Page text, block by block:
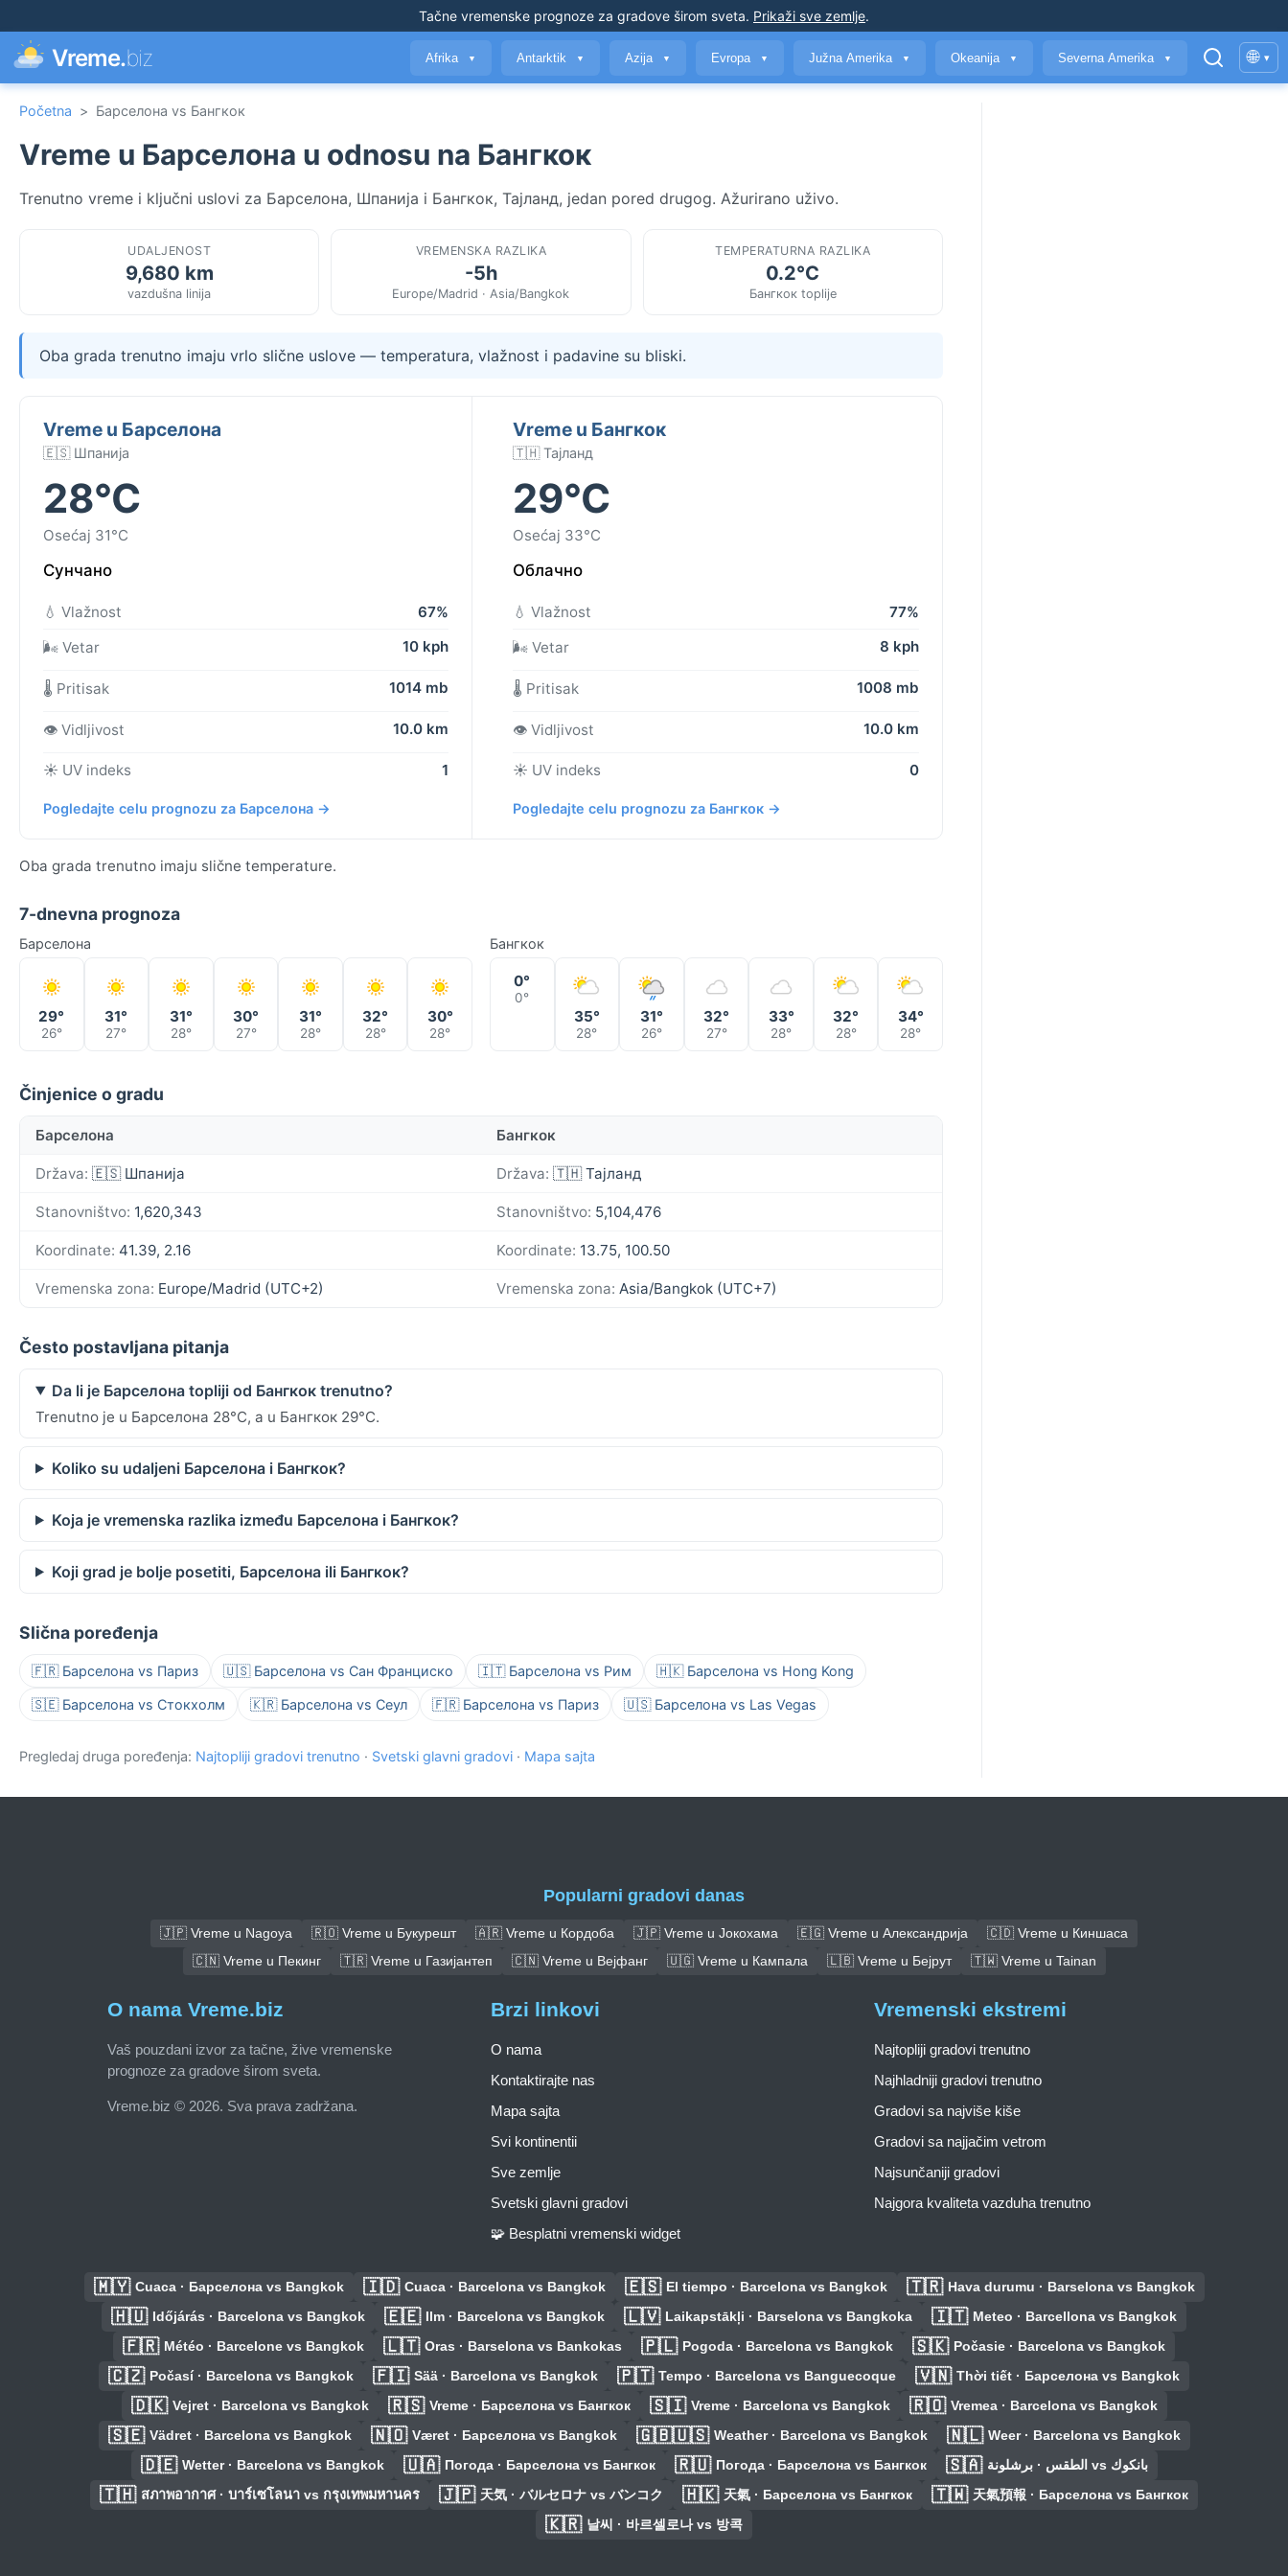
Tačne vremenske prognoze za gradove širom sveta. Prikaži sve zemlje.
Vreme.biz Afrika ▼ Antarktik ▼ Azija ▼ Evropa ▼ Južna Amerika ▼ Okeanija ▼ Severna Amerika ▼ 🌐 ▾
Početna > Барселона vs Бангкок
Vreme u Барселона u odnosu na Бангкок
Trenutno vreme i ključni uslovi za Барселона, Шпанија i Бангкок, Тајланд, jedan pored drugog. Ažurirano uživo.
UDALJENOST
9,680 km
vazdušna linija
VREMENSKA RAZLIKA
-5h
Europe/Madrid · Asia/Bangkok
TEMPERATURNA RAZLIKA
0.2°C
Бангкок toplije
Oba grada trenutno imaju vrlo slične uslove — temperatura, vlažnost i padavine su bliski.
Vreme u Барселона
🇪🇸 Шпанија
28°C
Osećaj 31°C
Сунчано
💧 Vlažnost
67%
🌬️ Vetar
10 kph
🌡️ Pritisak 1014 mb
👁️ Vidljivost 10.0 km
☀️ UV indeks 1
Pogledajte celu prognozu za Барселона →
Vreme u Бангкок
🇹🇭 Тајланд
29°C
Osećaj 33°C
Облачно
💧 Vlažnost
77%
🌬️ Vetar
8 kph
🌡️ Pritisak 1008 mb
👁️ Vidljivost 10.0 km
☀️ UV indeks 0
Pogledajte celu prognozu za Бангкок →
Oba grada trenutno imaju slične temperature.
7-dnevna prognoza
Барселона
29°
26°
31°
27°
31°
28°
30°
27°
31°
28°
32°
28°
30°
28°
Бангкок
0°
0°
35°
28°
31°
26°
32°
27°
33°
28°
32°
28°
34°
28°
Činjenice o gradu
Барселона Бангкок
Država: 🇪🇸 Шпанија Država: 🇹🇭 Тајланд
Stanovništvo: 1,620,343 Stanovništvo: 5,104,476
Koordinate: 41.39, 2.16 Koordinate: 13.75, 100.50
Vremenska zona: Europe/Madrid (UTC+2) Vremenska zona: Asia/Bangkok (UTC+7)
Često postavljana pitanja
Da li je Барселона topliji od Бангкок trenutno?
Trenutno je u Барселона 28°C, a u Бангкок 29°C.
Koliko su udaljeni Барселона i Бангкок?
Koja je vremenska razlika između Барселона i Бангкок?
Koji grad je bolje posetiti, Барселона ili Бангкок?
Slična poređenja
🇫🇷 Барселона vs Париз 🇺🇸 Барселона vs Сан Франциско 🇮🇹 Барселона vs Рим 🇭🇰 Барселона vs Hong Kong
🇸🇪 Барселона vs Стокхолм 🇰🇷 Барселона vs Сеул 🇫🇷 Барселона vs Париз 🇺🇸 Барселона vs Las Vegas
Pregledaj druga poređenja: Najtopliji gradovi trenutno · Svetski glavni gradovi · Mapa sajta
Popularni gradovi danas
🇯🇵 Vreme u Nagoya 🇷🇴 Vreme u Букурешт 🇦🇷 Vreme u Кордоба 🇯🇵 Vreme u Јокохама 🇪🇬 Vreme u Александрија
🇨🇩 Vreme u Киншаса
🇨🇳 Vreme u Пекинг
🇹🇷 Vreme u Газијантеп 🇨🇳 Vreme u Вејфанг 🇺🇬 Vreme u Кампала 🇱🇧 Vreme u Бејрут 🇹🇼 Vreme u Tainan
O nama Vreme.biz
Vaš pouzdani izvor za tačne, žive vremenske
prognoze za gradove širom sveta.
Vreme.biz © 2026. Sva prava zadržana.
Brzi linkovi
O nama
Kontaktirajte nas
Mapa sajta
Svi kontinentii
Sve zemlje
Svetski glavni gradovi
🧩 Besplatni vremenski widget
Vremenski ekstremi
Najtopliji gradovi trenutno
Najhladniji gradovi trenutno
Gradovi sa najviše kiše
Gradovi sa najjačim vetrom
Najsunčaniji gradovi
Najgora kvaliteta vazduha trenutno
🇲🇾 Cuaca · Барселона vs Bangkok 🇮🇩 Cuaca · Barcelona vs Bangkok 🇪🇸 El tiempo · Barcelona vs Bangkok 🇹🇷 Hava durumu · Barselona vs Bangkok
🇭🇺 Időjárás · Barcelona vs Bangkok 🇪🇪 Ilm · Barcelona vs Bangkok 🇱🇻 Laikapstākļi · Barselona vs Bangkoka 🇮🇹 Meteo · Barcellona vs Bangkok
🇫🇷 Météo · Barcelone vs Bangkok 🇱🇹 Oras · Barselona vs Bankokas 🇵🇱 Pogoda · Barcelona vs Bangkok 🇸🇰 Počasie · Barcelona vs Bangkok
🇨🇿 Počasí · Barcelona vs Bangkok 🇫🇮 Sää · Barcelona vs Bangkok 🇵🇹 Tempo · Barcelona vs Banguecoque 🇻🇳 Thời tiết · Барселона vs Bangkok
🇩🇰 Vejret · Barcelona vs Bangkok 🇷🇸 Vreme · Барселона vs Бангкок 🇸🇮 Vreme · Barcelona vs Bangkok 🇷🇴 Vremea · Barcelona vs Bangkok
🇸🇪 Vädret · Barcelona vs Bangkok 🇳🇴 Været · Барселона vs Bangkok 🇬🇧🇺🇸 Weather · Barcelona vs Bangkok 🇳🇱 Weer · Barcelona vs Bangkok
🇩🇪 Wetter · Barcelona vs Bangkok 🇺🇦 Погода · Барселона vs Бангкок 🇷🇺 Погода · Барселона vs Бангкок 🇸🇦 الطقس · برشلونة vs بانكوك
🇹🇭 สภาพอากาศ · บาร์เซโลนา vs กรุงเทพมหานคร 🇯🇵 天気 · バルセロナ vs バンコク 🇭🇰 天氣 · Барселона vs Бангкок 🇹🇼 天氣預報 · Барселона vs Бангкок
🇰🇷 날씨 · 바르셀로나 vs 방콕